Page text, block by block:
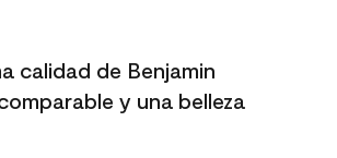
calidad de Benjamin
y una belleza